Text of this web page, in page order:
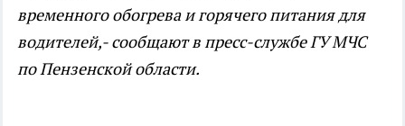
временного обогрева и горячего питания для
водителей,- сообщают в пресс-службе ГУ МЧС
по Пензенской области.